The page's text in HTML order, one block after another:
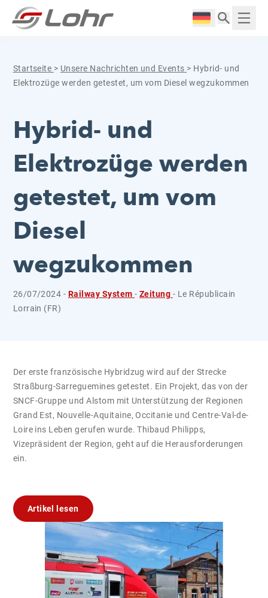
Zum Inhalt springen
Langue :
Startseite > Unsere Nachrichten und Events > Hybrid- und
Elektrozüge werden getestet, um vom Diesel wegzukommen
Hybrid- und
Elektrozüge werden
getestet, um vom
Diesel
wegzukommen
26/07/2024 - Railway System-Zeitung - Le Républicain
Lorrain (FR)
Der erste französische Hybridzug wird auf der Strecke
Straßburg-Sarreguemines getestet. Ein Projekt, das von der
SNCF-Gruppe und Alstom mit Unterstützung der Regionen
Grand Est, Nouvelle-Aquitaine, Occitanie und Centre-Val-de-
Loire ins Leben gerufen wurde. Thibaud Philipps,
Vizepräsident der Region, geht auf die Herausforderungen
ein.
Artikel lesen
Cookie-Einstellungen